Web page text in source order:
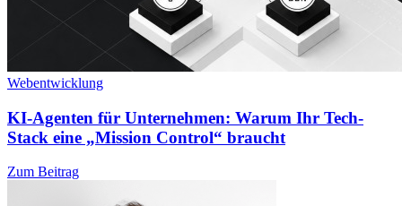
Webentwicklung
KI-Agenten für Unternehmen: Warum Ihr Tech-
Stack eine „Mission Control“ braucht
Zum Beitrag